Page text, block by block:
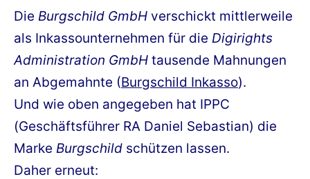
Die Burgschild GmbH verschickt mittlerweile
als Inkassounternehmen für die Digirights
Administration GmbH tausende Mahnungen
an Abgemahnte (Burgschild Inkasso).
Und wie oben angegeben hat IPPC
(Geschäftsführer RA Daniel Sebastian) die
Marke Burgschild schützen lassen.
Daher erneut: